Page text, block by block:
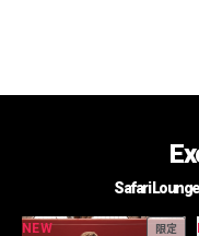
Safari
NEW 限定